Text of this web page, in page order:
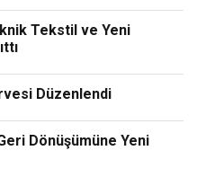
Tekstil ve Yeni
Düzenlendi
Dönüşümüne Yeni